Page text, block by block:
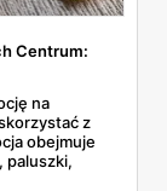
Centrum:
na
z
obejmuje
paluszki,